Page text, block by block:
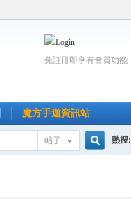
免註冊即享有會員功能
魔方手遊資訊站
帖子 熱搜: